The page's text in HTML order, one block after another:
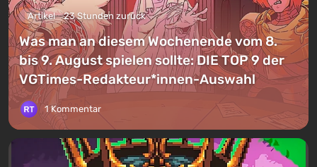
Artikel 23 Stunden zurück
Was man an diesem Wochenende vom 8.
bis 9. August spielen sollte: DIE TOP 9 der
VGTimes-Redakteur*innen-Auswahl
1 Kommentar